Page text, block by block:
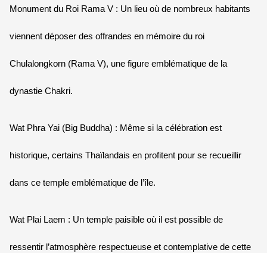
Monument du Roi Rama V : Un lieu où de nombreux habitants
viennent déposer des offrandes en mémoire du roi
Chulalongkorn (Rama V), une figure emblématique de la
dynastie Chakri.
Wat Phra Yai (Big Buddha) : Même si la célébration est
historique, certains Thaïlandais en profitent pour se recueillir
dans ce temple emblématique de l’île.
Wat Plai Laem : Un temple paisible où il est possible de
ressentir l’atmosphère respectueuse et contemplative de cette